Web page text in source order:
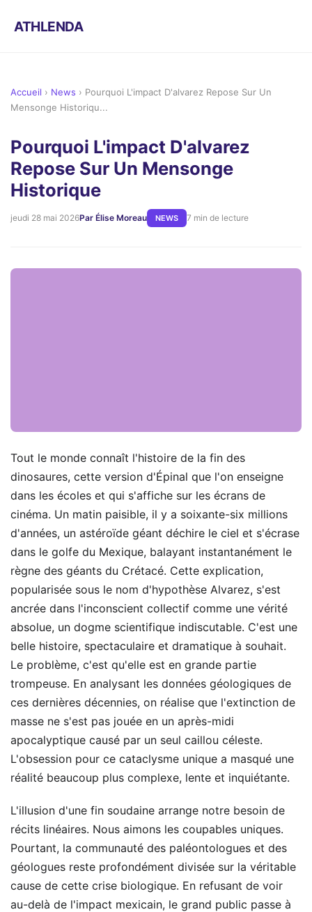
ATHLENDA
Accueil › News › Pourquoi L'impact D'alvarez Repose Sur Un
Mensonge Historiqu...
Pourquoi L'impact D'alvarez
Repose Sur Un Mensonge
Historique
jeudi 28 mai 2026Par Élise Moreau NEWS 7 min de lecture
Tout le monde connaît l'histoire de la fin des
dinosaures, cette version d'Épinal que l'on enseigne
dans les écoles et qui s'affiche sur les écrans de
cinéma. Un matin paisible, il y a soixante-six millions
d'années, un astéroïde géant déchire le ciel et s'écrase
dans le golfe du Mexique, balayant instantanément le
règne des géants du Crétacé. Cette explication,
popularisée sous le nom d'hypothèse Alvarez, s'est
ancrée dans l'inconscient collectif comme une vérité
absolue, un dogme scientifique indiscutable. C'est une
belle histoire, spectaculaire et dramatique à souhait.
Le problème, c'est qu'elle est en grande partie
trompeuse. En analysant les données géologiques de
ces dernières décennies, on réalise que l'extinction de
masse ne s'est pas jouée en un après-midi
apocalyptique causé par un seul caillou céleste.
L'obsession pour ce cataclysme unique a masqué une
réalité beaucoup plus complexe, lente et inquiétante.
L'illusion d'une fin soudaine arrange notre besoin de
récits linéaires. Nous aimons les coupables uniques.
Pourtant, la communauté des paléontologues et des
géologues reste profondément divisée sur la véritable
cause de cette crise biologique. En refusant de voir
au-delà de l'impact mexicain, le grand public passe à